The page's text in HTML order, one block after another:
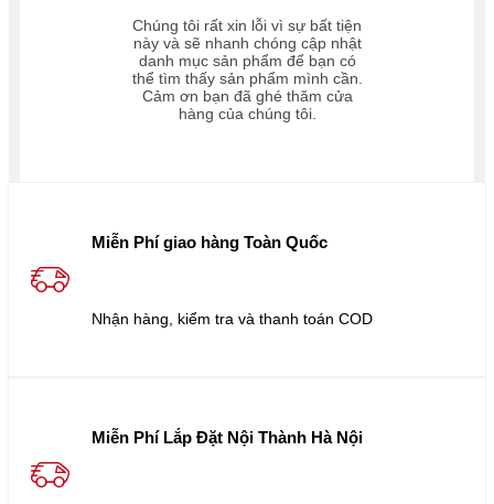
Chúng tôi rất xin lỗi vì sự bất tiện
này và sẽ nhanh chóng cập nhật
danh mục sản phẩm để bạn có
thể tìm thấy sản phẩm mình cần.
Cảm ơn bạn đã ghé thăm cửa
hàng của chúng tôi.
Miễn Phí giao hàng Toàn Quốc
Nhận hàng, kiểm tra và thanh toán COD
Miễn Phí Lắp Đặt Nội Thành Hà Nội